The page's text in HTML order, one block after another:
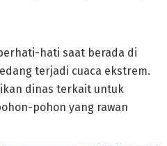
hati saat berada di
terjadi cuaca ekstrem.
dinas terkait untuk
pohon yang rawan